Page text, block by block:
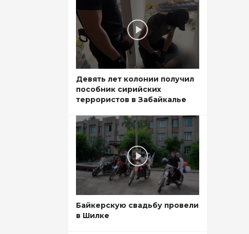
Девять лет колонии получил
пособник сирийских
террористов в Забайкалье
Байкерскую свадьбу провели
в Шилке